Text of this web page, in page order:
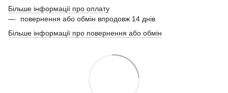
Більше інформації про оплату
повернення або обмін впродовж 14 днів
Більше інформації про повернення або обмін